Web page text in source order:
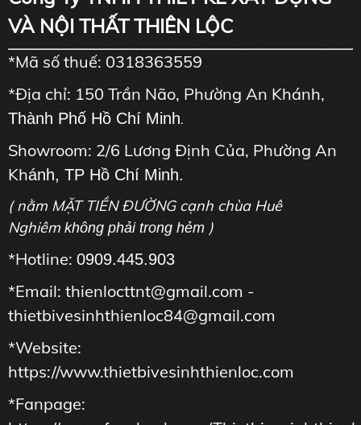
VÀ NỘI THẤT THIÊN LỘC
*Mã số thuế: 0318363559
*Địa chỉ: 150 Trần Não, Phường An Khánh,
Thành Phố Hồ Chí Minh.
Showroom: 2/6 Lương Định Của, Phường An
Khánh, TP Hồ Chí Minh.
( nằm MẶT TIỀN ĐƯỜNG cạnh chùa Huê
Nghiêm không phải trong hẻm )
*Hotline: 0909.445.903
*Email: thienlocttnt@gmail.com -
thietbivesinhthienloc84@gmail.com
*Website:
https://www.thietbivesinhthienloc.com
*Fanpage: